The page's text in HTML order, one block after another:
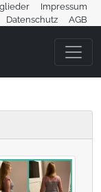
Impressum
Datenschutz
AGB